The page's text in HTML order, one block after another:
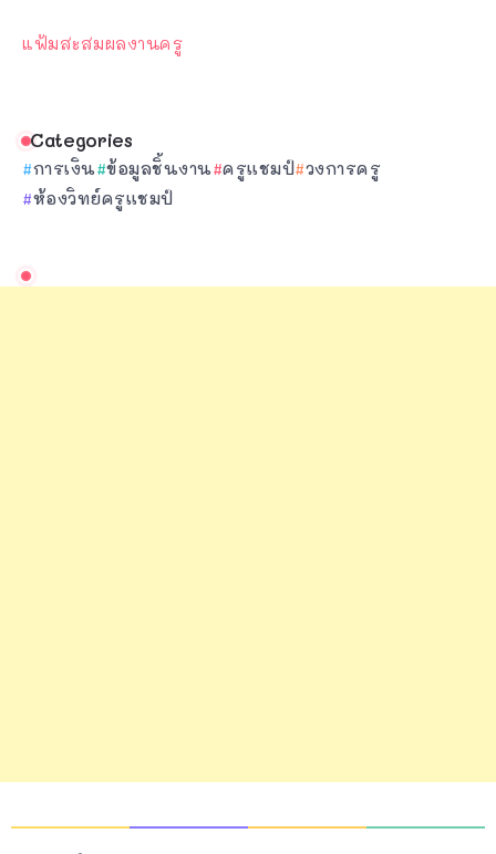
แฟ้มสะสมผลงานครู
Categories
การเงิน ข้อมูลชิ้นงาน ครูแชมป์ วงการครู
ห้องวิทย์ครูแชมป์